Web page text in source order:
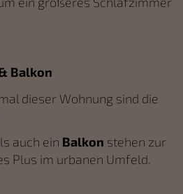
Balkon
dieser Wohnung sind die
auch ein Balkon stehen zur
Plus im urbanen Umfeld.